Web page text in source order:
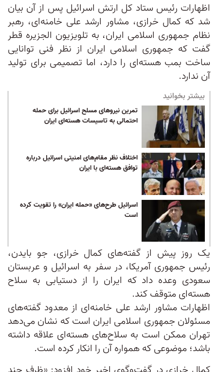
اظهارات رئیس ستاد کل ارتش اسرائيل پس از آن بیان
شد که کمال خرازی، مشاور ارشد علی خامنه‌ای، رهبر
نظام جمهوری اسلامی ایران، به تلویزیون الجزیره قطر
گفت که جمهوری اسلامی ایران از نظر فنی توانایی
ساخت بمب هسته‌ای را دارد، اما تصمیمی برای تولید
آن ندارد.
بیشتر بخوانید
تمرین نیروهای مسلح اسرائیل برای حمله
احتمالی به تاسیسات هسته‌ای ایران
اختلاف نظر مقام‌های امنیتی اسرائیل درباره
توافق هسته‌ای با ایران
اسرائیل طرح‌های «حمله ایران» را تقویت کرده
است
یک روز پیش از گفته‌های کمال خرازی، جو بایدن،
رئیس جمهوری آمریکا، در سفر به اسرائیل و عربستان
سعودی وعده داد که ایران را از دستیابی به سلاح
هسته‌ای متوقف کند.
اظهارات مشاور ارشد علی خامنه‌ای از معدود گفته‌های
مسئولان جمهوری اسلامی ایران است که نشان می‌دهد
تهران ممکن است به سلاح‌های هسته‌ای علاقه داشته
باشد؛ موضوعی که همواره آن را انکار کرده است.